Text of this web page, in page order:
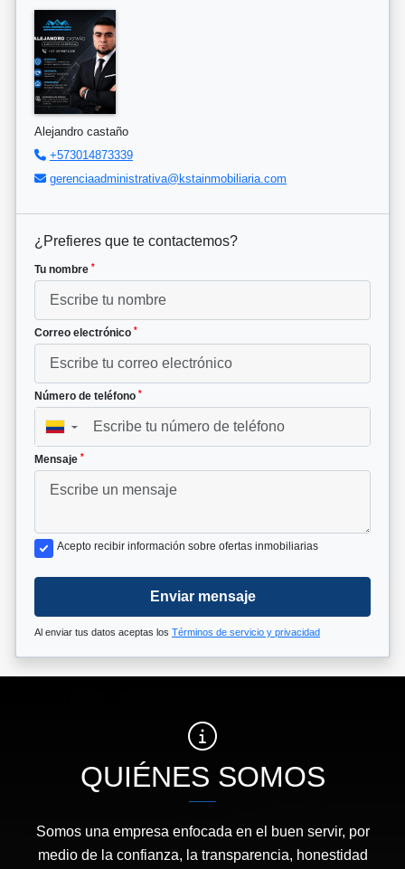
Alejandro castaño
+573014873339
gerenciaadministrativa@kstainmobiliaria.com
¿Prefieres que te contactemos?
Tu nombre *
Correo electrónico *
Número de teléfono *
▼
Mensaje *
Acepto recibir información sobre ofertas inmobiliarias
Enviar mensaje
Al enviar tus datos aceptas los Términos de servicio y privacidad
QUIÉNES SOMOS
Somos una empresa enfocada en el buen servir, por
medio de la confianza, la transparencia, honestidad